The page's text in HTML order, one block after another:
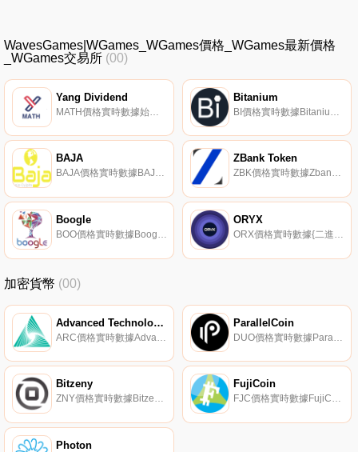
WavesGames|WGames_WGames價格_WGames最新價格
_WGames交易所 (00)
Yang Dividend
MATH價格實時數據始于2019年8月的Yang Dividend|Andrew Yang代幣是一種可收集的代幣,旨在激勵對Andrew Yang的支持；他2020年的總統候選人資格和他的競選理念,如民主美元、全民基本收入和以人為本的資本主義.
Bitanium
BAJA
BAJA價格實時數據BAJA將自己描述為墨西哥的加密貨幣。
ZBank Token
ZBK價格實時數據Zbank Token于2020年4月9日推出,是一個智能合約平臺,使開發者能夠構建去中心化的應用程序.
Boogle
BOO價格實時數據Boogle聲稱是世界上第一個去中心化的搜索引擎,用戶可以在搜索時賺取加密貨幣。Boogle的搜索引擎是為了不受內容的壟斷控制或管轄限制而建立的。其排名和搜索數據存儲在混合區塊鏈上,目的是確保對其數據的分散控制.
ORYX
ORX價格實時數據{二進制}-；其愿景是通過構建平臺并將其集成到各種電子商務商店、游戲平臺、互聯網服務和不同的加密貨幣平臺中,為用戶提供完全的滿意度.
加密貨幣 (00)
Advanced Technology Coin ParallelCoin
Bitzeny
ZNY價格實時數據Bitzeny（ZNY）是一種加密貨幣。用戶可以通過挖掘過程生成ZNY。Bitzeny目前的供應量為197510000,流通量為75614500。Bitzeny的最后已知價格為0.00021814美元,在過去24小時內上漲了0.00.
FujiCoin
FJC價格實時數據FujiCoin（FJC）是一種加密貨幣。用戶可以通過挖掘過程生成FJC。FujiCoin的電流供應量為4293543833。最近已知的FujiCoin價格為0.00019333美元,在過去24小時內上漲了0.00.
Photon